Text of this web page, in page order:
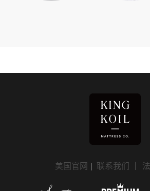
美国官网 | 联系我们 ｜